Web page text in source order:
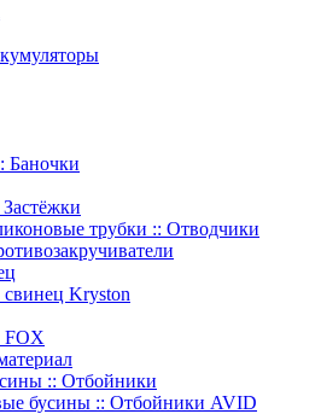
Баночки
трубки :: Отводчики
Kryston
FOX
:: Отбойники
бусины :: Отбойники AVID